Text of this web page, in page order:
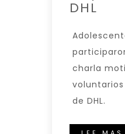
DHL
charla
voluntarios
de DHL.